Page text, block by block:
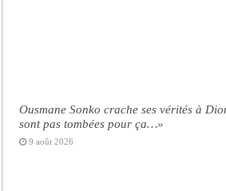
Ousmane Sonko crache ses vérités à
sont pas tombées pour ça…»
9 août 2026